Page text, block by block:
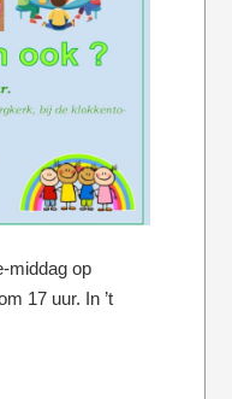
middag op
17 uur. In ’t